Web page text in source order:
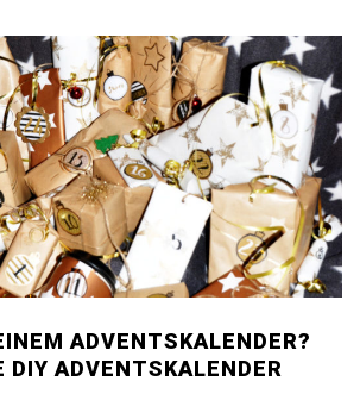
ADVENTSKALENDER?
DIY ADVENTSKALENDER